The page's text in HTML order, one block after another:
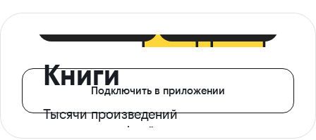
Книги
Тысячи произведений
с доступом офлайн
Подключить в приложении